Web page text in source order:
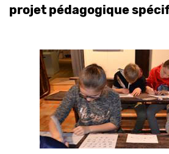
projet pédagogique